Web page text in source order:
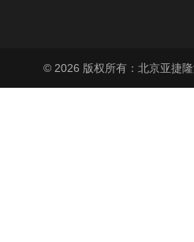
© 2026 版权所有：北京亚捷